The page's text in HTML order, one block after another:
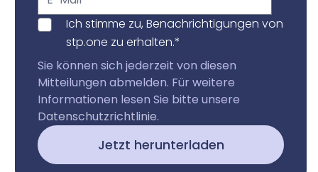
Ich stimme zu, Benachrichtigungen von
stp.one zu erhalten.*
Sie können sich jederzeit von diesen
Mitteilungen abmelden. Für weitere
Informationen lesen Sie bitte unsere
Datenschutzrichtlinie.